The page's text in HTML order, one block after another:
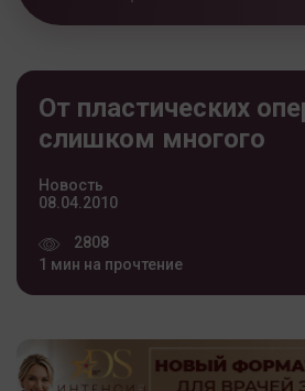
От пластических
слишком многого
Новость
08.04.2010
2808
1 мин на прочтение